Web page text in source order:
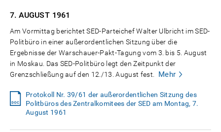
7. AUGUST 1961
Am Vormittag berichtet SED-Parteichef Walter Ulbricht im SED-
Politbüro in einer außerordentlichen Sitzung über die
Ergebnisse der Warschauer-Pakt-Tagung vom 3. bis 5. August
in Moskau. Das SED-Politbüro legt den Zeitpunkt der
Grenzschließung auf den 12./13. August fest.
Mehr
Protokoll Nr. 39/61 der außerordentlichen Sitzung des
Politbüros des Zentralkomitees der SED am Montag, 7.
August 1961